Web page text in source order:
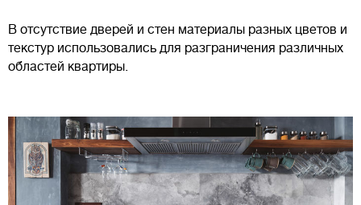
В отсутствие дверей и стен материалы разных цветов и
текстур использовались для разграничения различных
областей квартиры.